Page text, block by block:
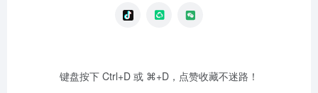
键盘按下 Ctrl+D 或 ⌘+D，点赞收藏不迷路！